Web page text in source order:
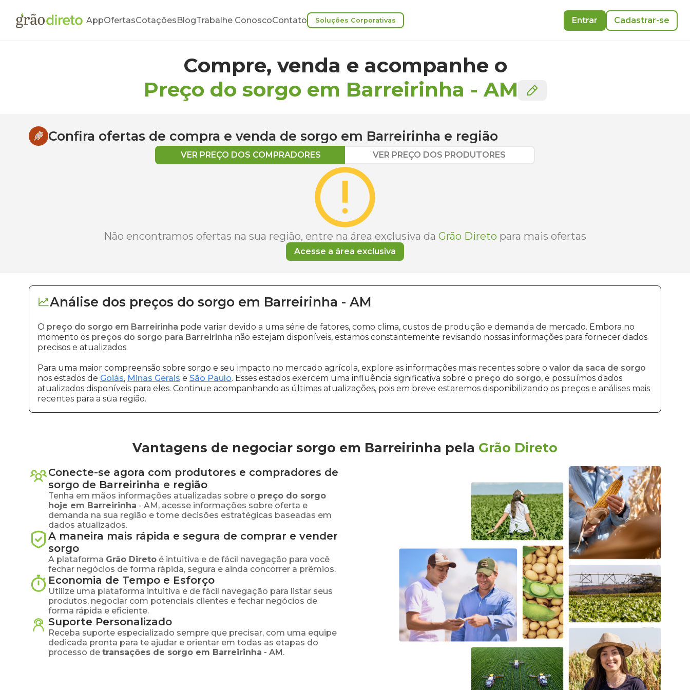
AppOfertasCotaçõesBlogTrabalhe ConoscoContato Soluções Corporativas Entrar Cadastrar-se
Compre, venda e acompanhe o
Preço do sorgo em Barreirinha -AM
Confira ofertas de compra e venda de sorgo em Barreirinha e região
VER PREÇO DOS COMPRADORES VER PREÇO DOS PRODUTORES
Não encontramos ofertas na sua região, entre na área exclusiva da Grão Direto para mais ofertas
Acesse a área exclusiva
Análise dos preços do sorgo em Barreirinha - AM
O preço do sorgo em Barreirinha pode variar devido a uma série de fatores, como clima, custos de produção e demanda de mercado. Embora no
momento os preços do sorgo para Barreirinha não estejam disponíveis, estamos constantemente revisando nossas informações para fornecer dados
precisos e atualizados.
Para uma maior compreensão sobre sorgo e seu impacto no mercado agrícola, explore as informações mais recentes sobre o valor da saca de sorgo
nos estados de Goiás, Minas Gerais e São Paulo. Esses estados exercem uma influência significativa sobre o preço do sorgo, e possuímos dados
atualizados disponíveis para eles. Continue acompanhando as últimas atualizações, pois em breve estaremos disponibilizando os preços e análises mais
recentes para a sua região.
Vantagens de negociar sorgo em Barreirinha pela Grão Direto
Conecte-se agora com produtores e compradores de
sorgo de Barreirinha e região
Tenha em mãos informações atualizadas sobre o preço do sorgo
hoje em Barreirinha - AM, acesse informações sobre oferta e
demanda na sua região e tome decisões estratégicas baseadas em
dados atualizados.
A maneira mais rápida e segura de comprar e vender
sorgo
A plataforma Grão Direto é intuitiva e de fácil navegação para você
fechar negócios de forma rápida, segura e ainda concorrer a prêmios.
Economia de Tempo e Esforço
Utilize uma plataforma intuitiva e de fácil navegação para listar seus
produtos, negociar com potenciais clientes e fechar negócios de
forma rápida e eficiente.
Suporte Personalizado
Receba suporte especializado sempre que precisar, com uma equipe
dedicada pronta para te ajudar e orientar em todas as etapas do
processo de transações de sorgo em Barreirinha - AM.